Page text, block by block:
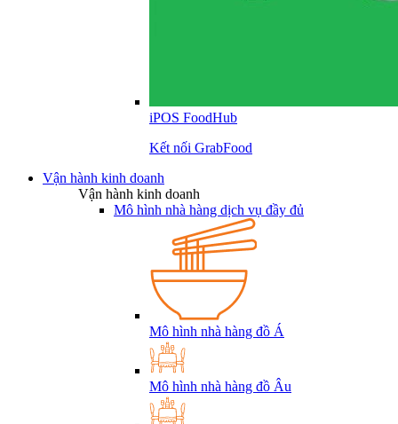
iPOS FoodHub
Kết nối GrabFood
Vận hành kinh doanh
Vận hành kinh doanh
Mô hình nhà hàng dịch vụ đầy đủ
Mô hình nhà hàng đồ Á
Mô hình nhà hàng đồ Âu